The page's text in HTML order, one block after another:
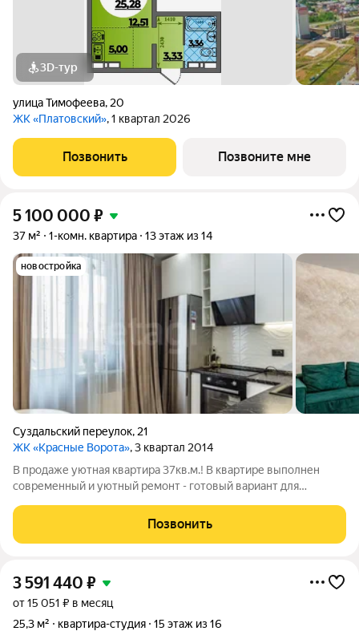
3D-тур
улица Тимофеева, 20
ЖК «Платовский», 1 квартал 2026
Позвонить Позвоните мне
5 100 000 ₽
37 м² 1-комн. квартира 13 этаж из 14
новостройка
Суздальский переулок, 21
ЖК «Красные Ворота», 3 квартал 2014
В продаже уютная квартира 37кв.м.! В квартире выполнен
современный и уютный ремонт - готовый вариант для
всё необходимое в пешей доступности . Высокий этаж
обеспечивает красивые виды на город и
Позвонить
3 591 440 ₽
от 15 051 ₽ в месяц
25,3 м²
квартира-студия 15 этаж из 16